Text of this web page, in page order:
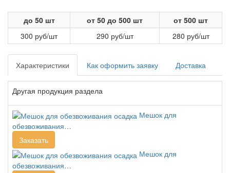
до 50 шт от 50 до 500 шт
от 500 шт
300 руб/шт
290 руб/шт 280 руб/шт
Характеристики Как оформить заявку Доставка
Другая продукция раздела
Мешок для
обезвоживания…
Заказать
Мешок для
обезвоживания…